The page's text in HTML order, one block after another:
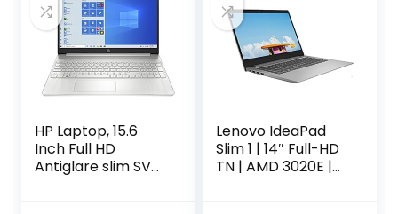
HP Laptop, 15.6
Inch Full HD
Antiglare slim SVA,
Lenovo IdeaPad
Slim 1 | 14″ Full-HD
TN | AMD 3020E |